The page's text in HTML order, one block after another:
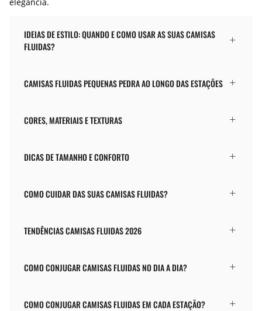
IDEIAS DE ESTILO: QUANDO E COMO USAR AS SUAS CAMISAS
FLUIDAS?
CAMISAS FLUIDAS PEQUENAS PEDRA AO LONGO DAS ESTAÇÕES
CORES, MATERIAIS E TEXTURAS
DICAS DE TAMANHO E CONFORTO
COMO CUIDAR DAS SUAS CAMISAS FLUIDAS?
TENDÊNCIAS CAMISAS FLUIDAS 2026
COMO CONJUGAR CAMISAS FLUIDAS NO DIA A DIA?
COMO CONJUGAR CAMISAS FLUIDAS EM CADA ESTAÇÃO?